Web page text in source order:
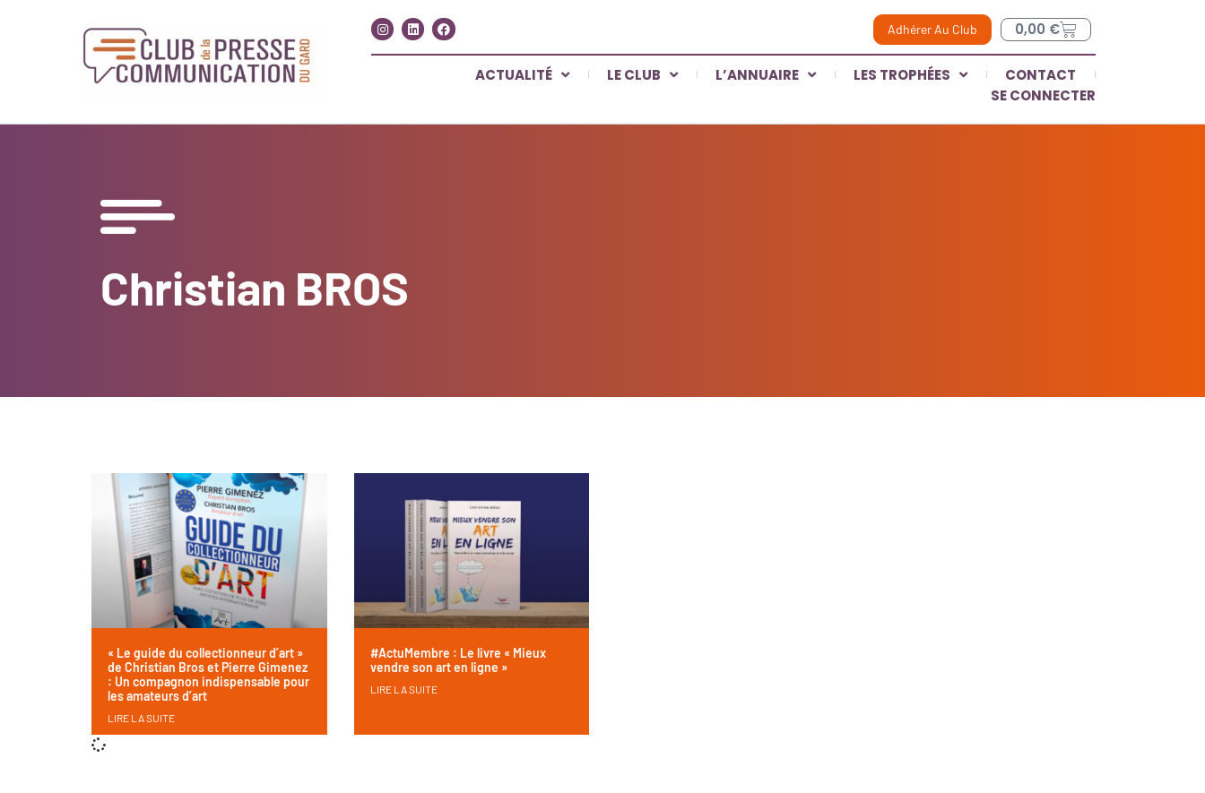
Adhérer Au Club 0,00 €
ACTUALITÉ LE CLUB L’ANNUAIRE LES TROPHÉES
CONTACT
SE CONNECTER
Christian BROS
« Le guide du collectionneur d’art »
de Christian Bros et Pierre Gimenez
: Un compagnon indispensable pour
les amateurs d’art
LIRE LA SUITE
#ActuMembre : Le livre « Mieux
vendre son art en ligne »
LIRE LA SUITE